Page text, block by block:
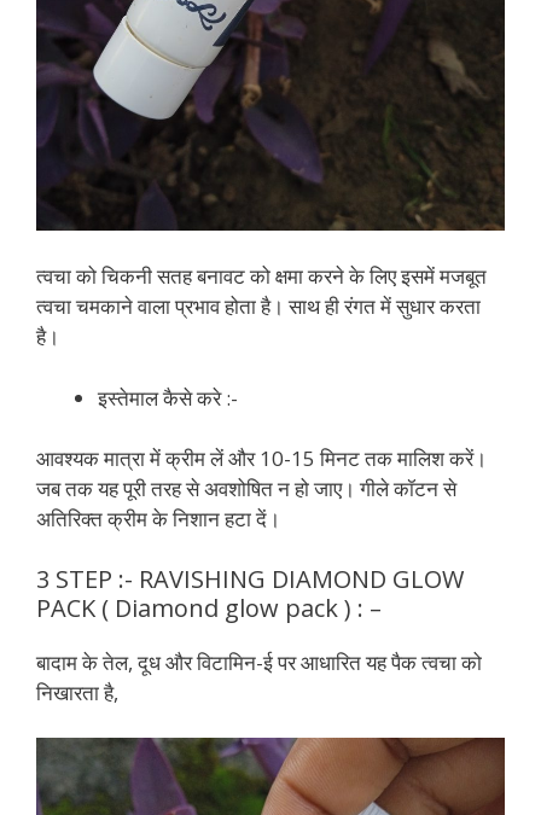
त्वचा को चिकनी सतह बनावट को क्षमा करने के लिए इसमें मजबूत
त्वचा चमकाने वाला प्रभाव होता है। साथ ही रंगत में सुधार करता
है।
इस्तेमाल कैसे करे :-
आवश्यक मात्रा में क्रीम लें और 10-15 मिनट तक मालिश करें।
जब तक यह पूरी तरह से अवशोषित न हो जाए। गीले कॉटन से
अतिरिक्त क्रीम के निशान हटा दें।
3 STEP :- RAVISHING DIAMOND GLOW
PACK ( Diamond glow pack ) : –
बादाम के तेल, दूध और विटामिन-ई पर आधारित यह पैक त्वचा को
निखारता है,